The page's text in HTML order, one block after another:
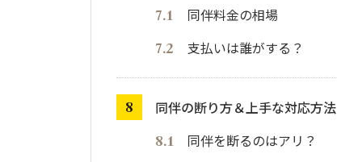
同伴料金の相場
支払いは誰がする？
同伴の断り方＆上手な対応方法
同伴を断るのはアリ？